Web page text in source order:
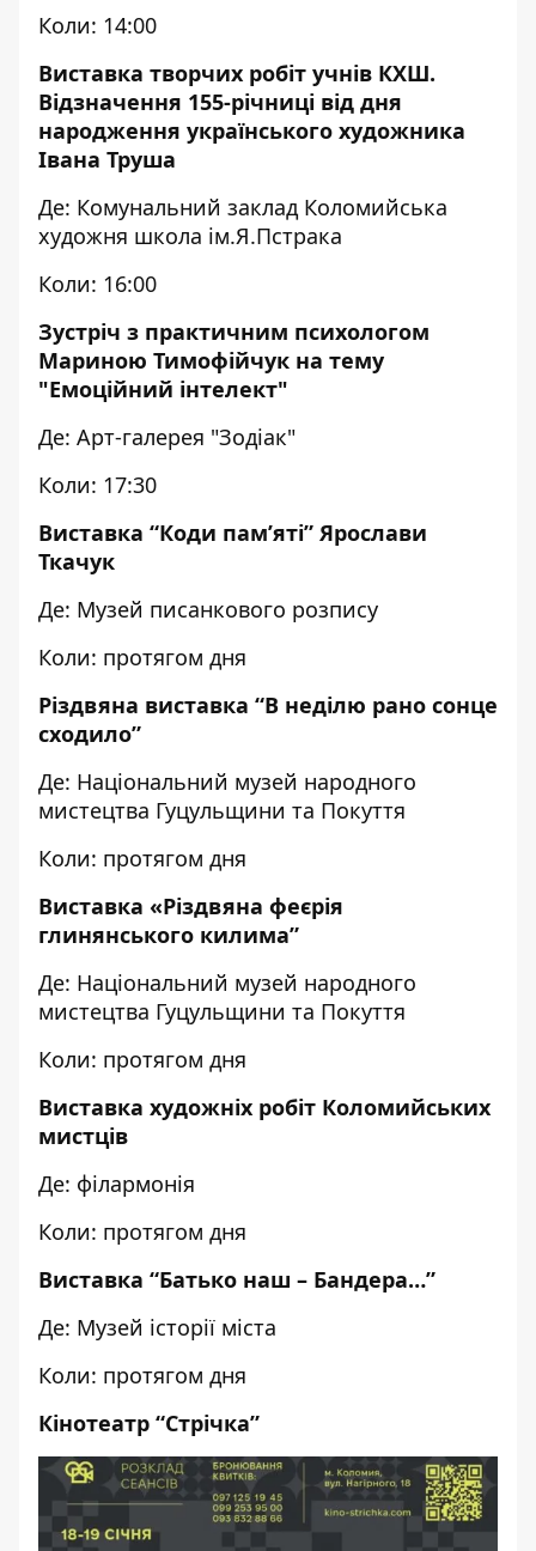
Коли: 14:00
Виставка творчих робіт учнів КХШ.
Відзначення 155-річниці від дня
народження українського художника
Івана Труша
Де: Комунальний заклад Коломийська
художня школа ім.Я.Пстрака
Коли: 16:00
Зустріч з практичним психологом
Мариною Тимофійчук на тему
"Емоційний інтелект"
Де: Арт-галерея "Зодіак"
Коли: 17:30
Виставка “Коди пам’яті” Ярослави
Ткачук
Де: Музей писанкового розпису
Коли: протягом дня
Різдвяна виставка “В неділю рано сонце
сходило”
Де: Національний музей народного
мистецтва Гуцульщини та Покуття
Коли: протягом дня
Виставка «Різдвяна феєрія
глинянського килима”
Де: Національний музей народного
мистецтва Гуцульщини та Покуття
Коли: протягом дня
Виставка художніх робіт Коломийських
мистців
Де: філармонія
Коли: протягом дня
Виставка “Батько наш – Бандера…”
Де: Музей історії міста
Коли: протягом дня
Кінотеатр “Стрічка”